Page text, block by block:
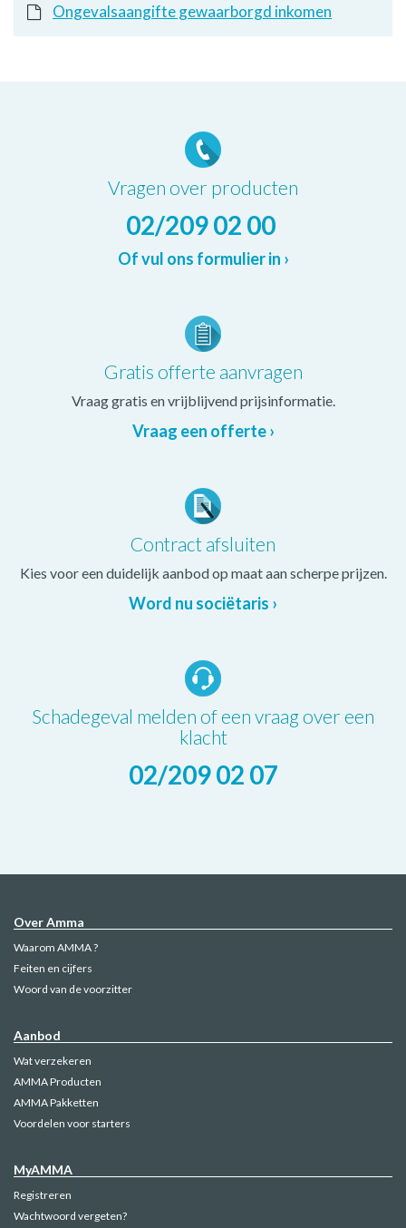
Ongevalsaangifte gewaarborgd inkomen
Vragen over producten
02/209 02 00
Of vul ons formulier in ›
Gratis offerte aanvragen
Vraag gratis en vrijblijvend prijsinformatie.
Vraag een offerte ›
Contract afsluiten
Kies voor een duidelijk aanbod op maat aan scherpe prijzen.
Word nu sociëtaris ›
Schadegeval melden of een vraag over een
klacht
02/209 02 07
Over Amma
Waarom AMMA ?
Feiten en cijfers
Woord van de voorzitter
Aanbod
Wat verzekeren
AMMA Producten
AMMA Pakketten
Voordelen voor starters
MyAMMA
Registreren
Wachtwoord vergeten?